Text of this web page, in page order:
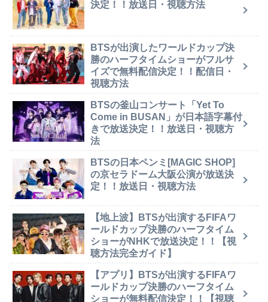
決定！！放送日・視聴方法
BTSが出演したワールドカップ決
勝のハーフタイムショーがフルサ
イズで無料配信決定！！配信日・
視聴方法
BTSの釜山コンサート「Yet To
Come in BUSAN」が日本語字幕付
きで放送決定！！放送日・視聴方
法
BTSの日本ペンミ[MAGIC SHOP]
の京セラドーム大阪公演が放送決
定！！放送日・視聴方法
【地上波】BTSが出演するFIFAワ
ールドカップ決勝のハーフタイム
ショーがNHKで放送決定！！【視
聴方法完全ガイド】
【アプリ】BTSが出演するFIFAワ
ールドカップ決勝のハーフタイム
ショーが無料配信決定！！【視聴